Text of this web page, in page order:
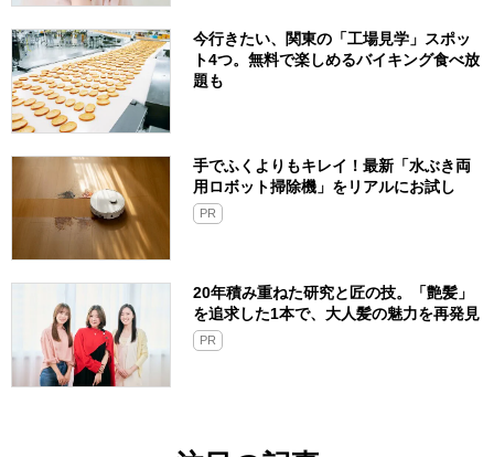
今行きたい、関東の「工場見学」スポッ
ト4つ。無料で楽しめるバイキング食べ放
題も
手でふくよりもキレイ！最新「水ぶき両
用ロボット掃除機」をリアルにお試し
PR
20年積み重ねた研究と匠の技。「艶髪」
を追求した1本で、大人髪の魅力を再発見
PR